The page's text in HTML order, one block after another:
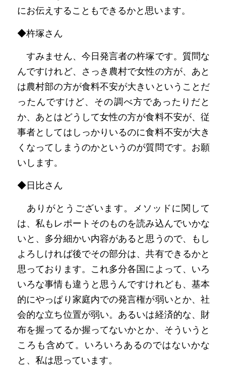
にお伝えすることもできるかと思います。
◆杵塚さん
すみません、今日発言者の杵塚です。質問な
んですけれど、さっき農村で女性の方が、あと
は農村部の方が食料不安が大きいということだ
ったんですけど、その調べ方であったりだと
か、あとはどうして女性の方が食料不安が、従
事者としてはしっかりいるのに食料不安が大き
くなってしまうのかというのが質問です。お願
いします。
◆日比さん
ありがとうございます。メソッドに関して
は、私もレポートそのものを読み込んでいかな
いと、多分細かい内容があると思うので、もし
よろしければ後でその部分は、共有できるかと
思っております。これ多分各国によって、いろ
いろな事情も違うと思うんですけれども、基本
的にやっぱり家庭内での発言権が弱いとか、社
会的な立ち位置が弱い。あるいは経済的な、財
布を握ってるか握ってないかとか、そういうと
ころも含めて。いろいろあるのではないかな
と、私は思っています。